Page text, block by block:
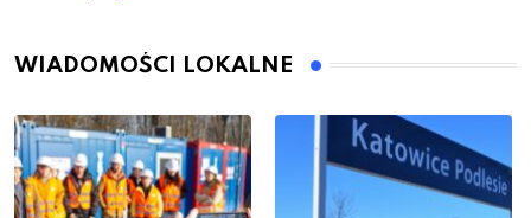
WIADOMOŚCI LOKALNE